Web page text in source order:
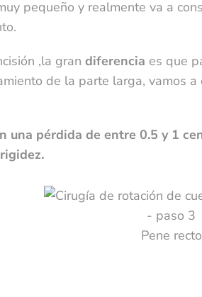
pequeño y realmente va a
,la gran diferencia es que
de la parte larga, vamos a
una pérdida de entre 0.5 y 1
Pene recto
de
sin
andromedi.com
aquí